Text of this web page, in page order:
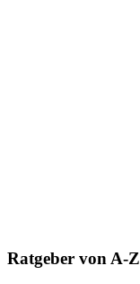
Ratgeber von A-Z